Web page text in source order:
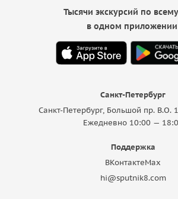
Санкт-Петербург
Санкт-Петербург, Большой пр. В.О.
Ежедневно 10:00 —
Поддержка
ВКонтактеMax
hi@sputnik8.com
Тысячи экскурсий по
в одном